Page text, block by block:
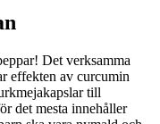
Det verksamma
effekten av curcumin
till
det mesta innehåller